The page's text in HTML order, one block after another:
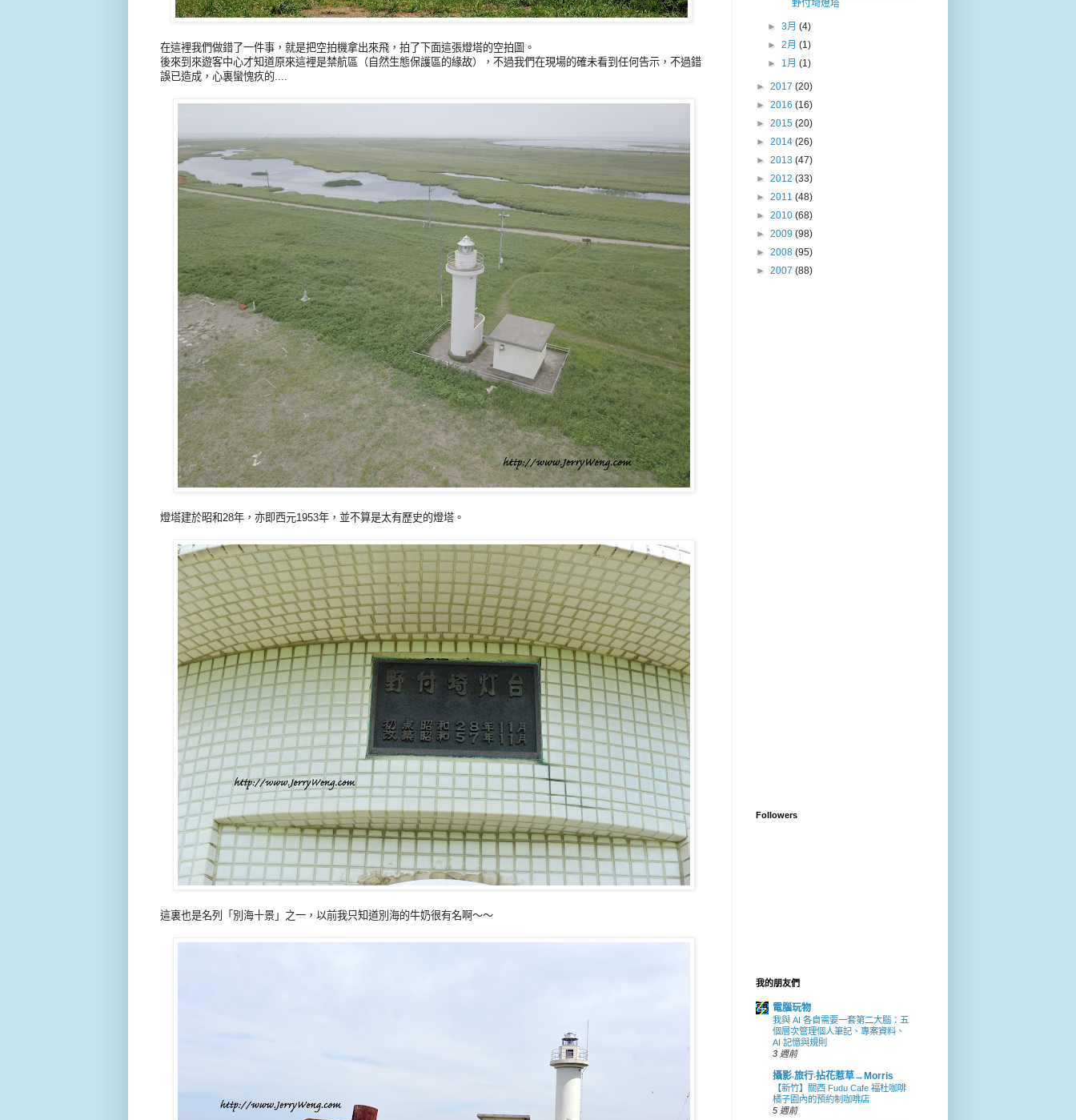
在這裡我們做錯了一件事，就是把空拍機拿出來飛，拍了下面這張燈塔的空拍圖。
後來到來遊客中心才知道原來這裡是禁航區（自然生態保護區的緣故），不過我們在現場的確未看到任何告示，不過錯
誤已造成，心裏蠻愧疚的....
燈塔建於昭和28年，亦即西元1953年，並不算是太有歷史的燈塔。
這裏也是名列「別海十景」之一，以前我只知道別海的牛奶很有名啊～～
野付埼燈塔
►3月(4)
►2月(1)
► 1月(1)
► 2017 (20)
► 2016 (16)
► 2015 (20)
► 2014 (26)
► 2013 (47)
► 2012 (33)
► 2011 (48)
► 2010 (68)
► 2009 (98)
► 2008 (95)
► 2007 (88)
Followers
我的朋友們
電腦玩物
我與 AI 各自需要一套第二大腦：五
個層次管理個人筆記、專案資料、
AI 記憶與規則
3 週前
攝影‧旅行‧拈花惹草→Morris
【新竹】關西 Fudu Cafe 福杜咖啡
橘子園內的預約制咖啡店
5 週前